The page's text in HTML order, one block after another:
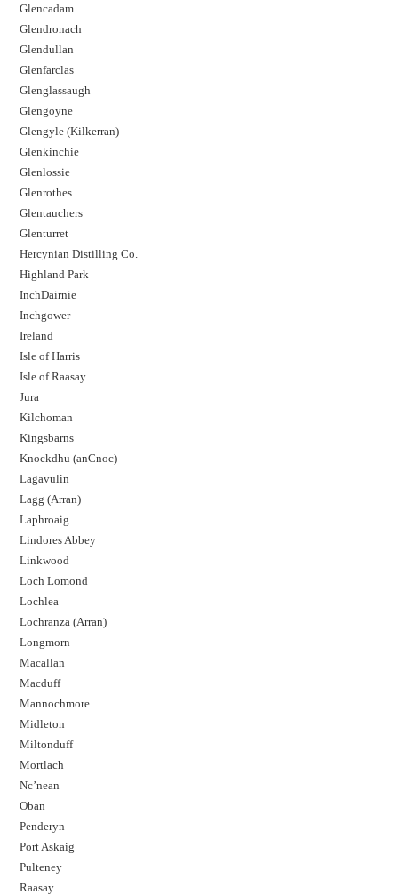
Glencadam
Glendronach
Glendullan
Glenfarclas
Glenglassaugh
Glengoyne
Glengyle (Kilkerran)
Glenkinchie
Glenlossie
Glenrothes
Glentauchers
Glenturret
Hercynian Distilling Co.
Highland Park
InchDairnie
Inchgower
Ireland
Isle of Harris
Isle of Raasay
Jura
Kilchoman
Kingsbarns
Knockdhu (anCnoc)
Lagavulin
Lagg (Arran)
Laphroaig
Lindores Abbey
Linkwood
Loch Lomond
Lochlea
Lochranza (Arran)
Longmorn
Macallan
Macduff
Mannochmore
Midleton
Miltonduff
Mortlach
Nc’nean
Oban
Penderyn
Port Askaig
Pulteney
Raasay